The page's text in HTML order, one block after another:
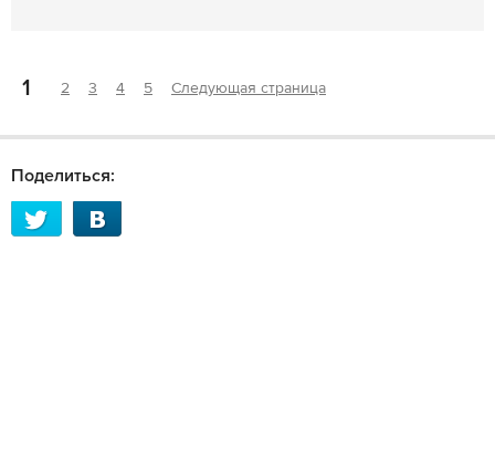
1 2 3 4 5 Следующая страница
Поделиться: